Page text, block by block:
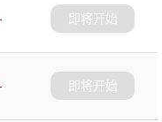
即将开始
即将开始